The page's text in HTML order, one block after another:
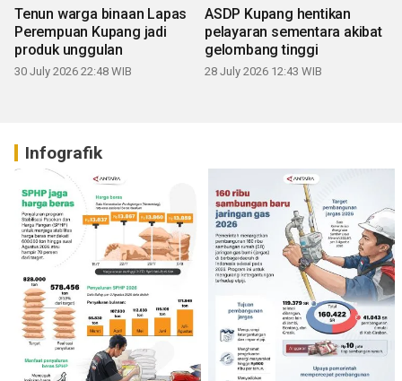
Tenun warga binaan Lapas
Perempuan Kupang jadi
produk unggulan
30 July 2026 22:48 WIB
ASDP Kupang hentikan
pelayaran sementara akibat
gelombang tinggi
28 July 2026 12:43 WIB
Infografik